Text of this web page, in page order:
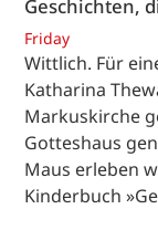
Geschichten,
Friday
Wittlich. Für
Katharina
Markuskirche
Gotteshaus
Maus erleben
Kinderbuch